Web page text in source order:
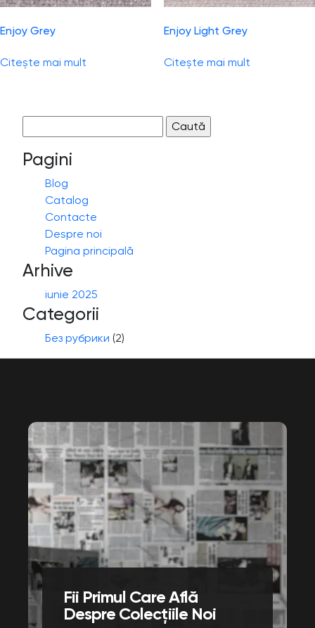
Enjoy Grey
Citește mai mult
Enjoy Light Grey
Citește mai mult
după:
Pagini
Blog
Catalog
Contacte
Despre noi
Pagina principală
Arhive
iunie 2025
Categorii
Без рубрики (2)
Fii Primul Care Află
Despre Colecțiile Noi